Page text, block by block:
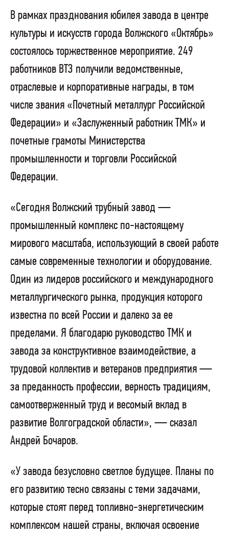
В рамках празднования юбилея завода в центре
культуры и искусств города Волжского «Октябрь»
состоялось торжественное мероприятие. 249
работников ВТЗ получили ведомственные,
отраслевые и корпоративные награды, в том
числе звания «Почетный металлург Российской
Федерации» и «Заслуженный работник ТМК» и
почетные грамоты Министерства
промышленности и торговли Российской
Федерации.
«Сегодня Волжский трубный завод —
промышленный комплекс по-настоящему
мирового масштаба, использующий в своей работе
самые современные технологии и оборудование.
Один из лидеров российского и международного
металлургического рынка, продукция которого
известна по всей России и далеко за ее
пределами. Я благодарю руководство ТМК и
завода за конструктивное взаимодействие, а
трудовой коллектив и ветеранов предприятия —
за преданность профессии, верность традициям,
самоотверженный труд и весомый вклад в
развитие Волгоградской области», — сказал
Андрей Бочаров.
«У завода безусловно светлое будущее. Планы по
его развитию тесно связаны с теми задачами,
которые стоят перед топливно-энергетическим
комплексом нашей страны, включая освоение